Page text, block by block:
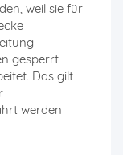
weil sie für
gesperrt
Das gilt
werden